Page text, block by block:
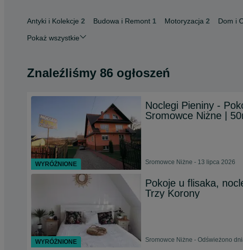
Antyki i Kolekcje 2 Budowa i Remont 1 Motoryzacja 2 Dom i
Pokaż wszystkie
Znaleźliśmy 86 ogłoszeń
Noclegi Pieniny -
Sromowce Niżne |
Sromowce Niżne - 13 lipca 2026
Pokoje u flisaka,
Trzy Korony
Sromowce Niżne - Odświeżono
WYRÓŻNIONE
WYRÓŻNIONE